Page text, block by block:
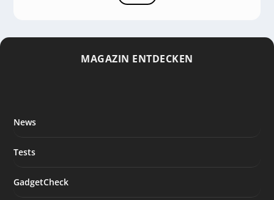
MAGAZIN ENTDECKEN
News
Tests
GadgetCheck